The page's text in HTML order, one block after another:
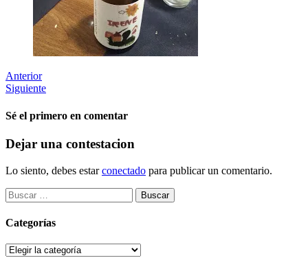
Anterior
Siguiente
Sé el primero en comentar
Dejar una contestacion
Lo siento, debes estarconectado para publicar un comentario.
Buscar:
Categorías
Categorías